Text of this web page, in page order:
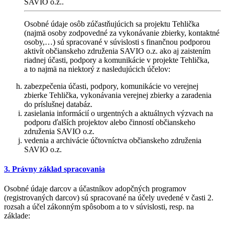
Osobné údaje osôb zúčastňujúcich sa projektu Tehlička
(najmä osoby zodpovedné za vykonávanie zbierky, kontaktné
osoby,…) sú spracované v súvislosti s finančnou podporou
aktivít občianskeho združenia SAVIO o.z. ako aj zaistením
riadnej účasti, podpory a komunikácie v projekte Tehlička,
a to najmä na niektorý z nasledujúcich účelov:
zabezpečenia účasti, podpory, komunikácie vo verejnej
zbierke Tehlička, vykonávania verejnej zbierky a zaradenia
do príslušnej databáz.
zasielania informácií o urgentných a aktuálnych výzvach na
podporu ďalších projektov alebo činností občianskeho
združenia SAVIO o.z.
vedenia a archivácie účtovníctva občianskeho združenia
SAVIO o.z.
3. Právny základ spracovania
Osobné údaje darcov a účastníkov adopčných programov
(registrovaných darcov) sú spracované na účely uvedené v časti 2.
rozsah a účel zákonným spôsobom a to v súvislosti, resp. na
základe: